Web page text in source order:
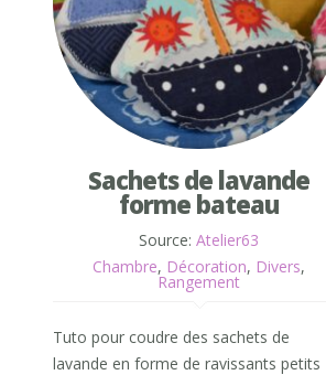
Sachets de lavande
forme bateau
Source: Atelier63
Chambre, Décoration, Divers,
Rangement
Tuto pour coudre des sachets de
lavande en forme de ravissants petits